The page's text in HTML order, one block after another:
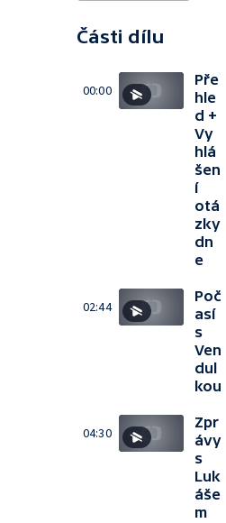
Části dílu
00:00
Pře
hle
d +
Vy
hlá
šen
í
otá
zky
dn
e
02:44
Poč
así
s
Ven
dul
kou
04:30
Zpr
ávy
s
Luk
áše
m